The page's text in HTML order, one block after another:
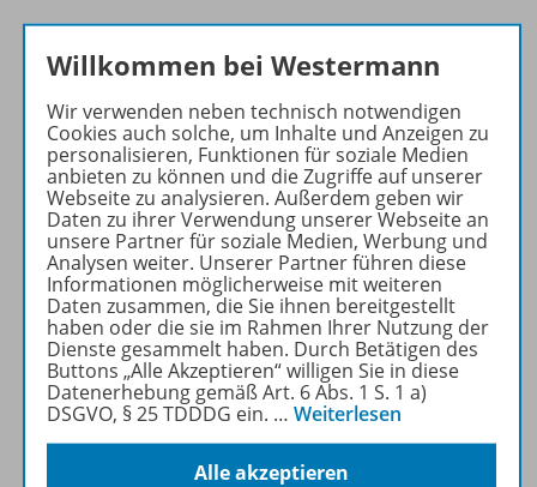
Produktinformationen
Beschreibung
Lizenzbedingungen
Zugehörige Produkte
Benachrichtigungs-Service
Willkommen bei Westermann
Wir verwenden neben technisch notwendigen
Cookies auch solche, um Inhalte und Anzeigen zu
personalisieren, Funktionen für soziale Medien
anbieten zu können und die Zugriffe auf unserer
Webseite zu analysieren. Außerdem geben wir
Daten zu ihrer Verwendung unserer Webseite an
unsere Partner für soziale Medien, Werbung und
Analysen weiter. Unserer Partner führen diese
Informationen möglicherweise mit weiteren
Daten zusammen, die Sie ihnen bereitgestellt
haben oder die sie im Rahmen Ihrer Nutzung der
Dienste gesammelt haben. Durch Betätigen des
Buttons „Alle Akzeptieren“ willigen Sie in diese
Datenerhebung gemäß Art. 6 Abs. 1 S. 1 a)
DSGVO, § 25 TDDDG ein. … Weiterlesen
Alle akzeptieren